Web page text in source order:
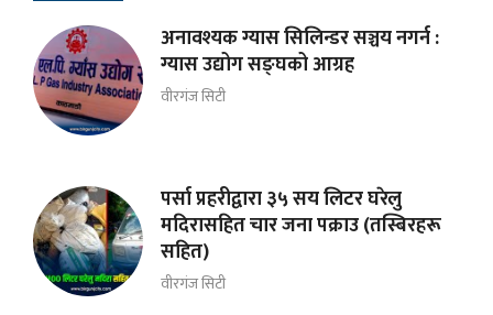
अनावश्यक ग्यास सिलिन्डर सञ्चय नगर्न :
ग्यास उद्योग सङ्घको आग्रह
वीरगंज सिटी
पर्सा प्रहरीद्वारा ३५ सय लिटर घरेलु
मदिरासहित चार जना पक्राउ (तस्बिरहरू
सहित)
वीरगंज सिटी